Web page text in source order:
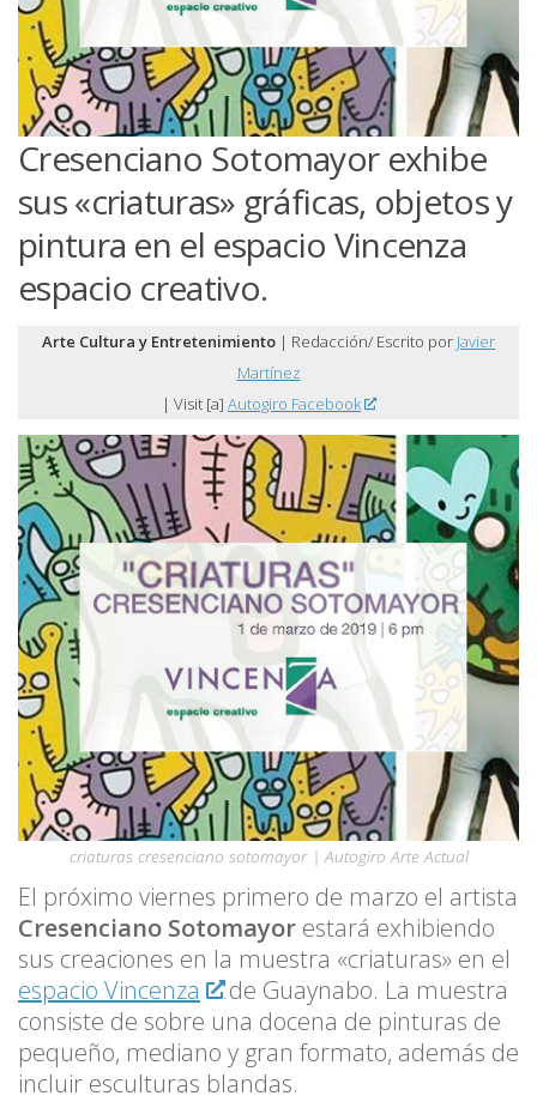
Cresenciano Sotomayor exhibe
sus «criaturas» gráficas, objetos y
pintura en el espacio Vincenza
espacio creativo.
Arte Cultura y Entretenimiento | Redacción/ Escrito por Javier
Martínez
| Visit [a] Autogiro Facebook
criaturas cresenciano sotomayor | Autogiro Arte Actual
El próximo viernes primero de marzo el artista
Cresenciano Sotomayor estará exhibiendo
sus creaciones en la muestra «criaturas» en el
espacio Vincenza
de Guaynabo. La muestra
consiste de sobre una docena de pinturas de
pequeño, mediano y gran formato, además de
incluir esculturas blandas.